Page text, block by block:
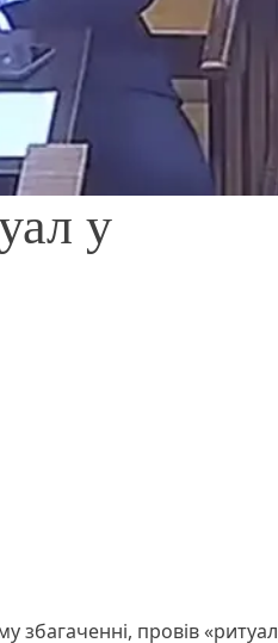
у
збагаченні, провів «ритуал